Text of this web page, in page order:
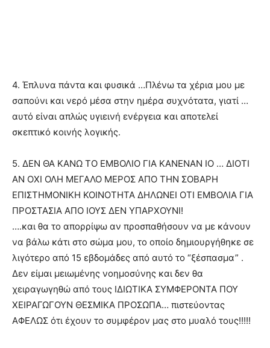
4. Έπλυνα πάντα και φυσικά …Πλένω τα χέρια μου με
σαπούνι και νερό μέσα στην ημέρα συχνότατα, γιατί …
αυτό είναι απλώς υγιεινή ενέργεια και αποτελεί
σκεπτικό κοινής λογικής.
5. ΔΕΝ ΘΑ ΚΑΝΩ ΤΟ ΕΜΒΟΛΙΟ ΓΙΑ ΚΑΝΕΝΑΝ ΙΟ … ΔΙΟΤΙ
ΑΝ ΟΧΙ ΟΛΗ ΜΕΓΑΛΟ ΜΕΡΟΣ ΑΠΟ ΤΗΝ ΣΟΒΑΡΗ
ΕΠΙΣΤΗΜΟΝΙΚΗ ΚΟΙΝΟΤΗΤΑ ΔΗΛΩΝΕΙ ΟΤΙ ΕΜΒΟΛΙΑ ΓΙΑ
ΠΡΟΣΤΑΣΙΑ ΑΠΟ ΙΟΥΣ ΔΕΝ ΥΠΑΡΧΟΥΝΙ!
….και θα το απορρίψω αν προσπαθήσουν να με κάνουν
να βάλω κάτι στο σώμα μου, το οποίο δημιουργήθηκε σε
λιγότερο από 15 εβδομάδες από αυτό το “ξέσπασμα” .
Δεν είμαι μειωμένης νοημοσύνης και δεν θα
χειραγωγηθώ από τους ΙΔΙΩΤΙΚΑ ΣΥΜΦΕΡΟΝΤΑ ΠΟΥ
ΧΕΙΡΑΓΩΓΟΥΝ ΘΕΣΜΙΚΑ ΠΡΟΣΩΠΑ… πιστεύοντας
ΑΦΕΛΩΣ ότι έχουν το συμφέρον μας στο μυαλό τους!!!!!